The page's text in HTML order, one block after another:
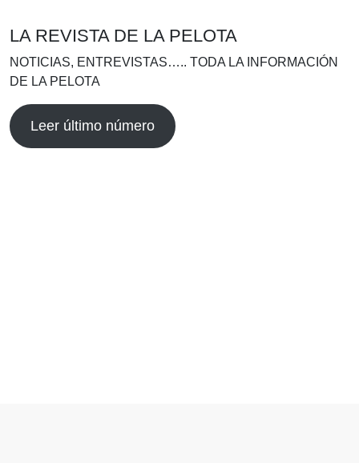
LA REVISTA DE LA PELOTA
NOTICIAS, ENTREVISTAS….. TODA LA INFORMACIÓN
DE LA PELOTA
Leer último número